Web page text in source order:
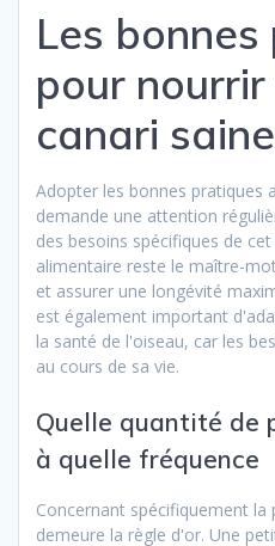
Les
pour
canari
Adopter les bonnes pratiques
demande une attention
des besoins spécifiques de
alimentaire reste le maître-
et assurer une longévité
est également important
la santé de l'oiseau, car les
au cours de sa vie.
Quelle quantité de
à quelle fréquence
Concernant spécifiquement
demeure la règle d'or. Une